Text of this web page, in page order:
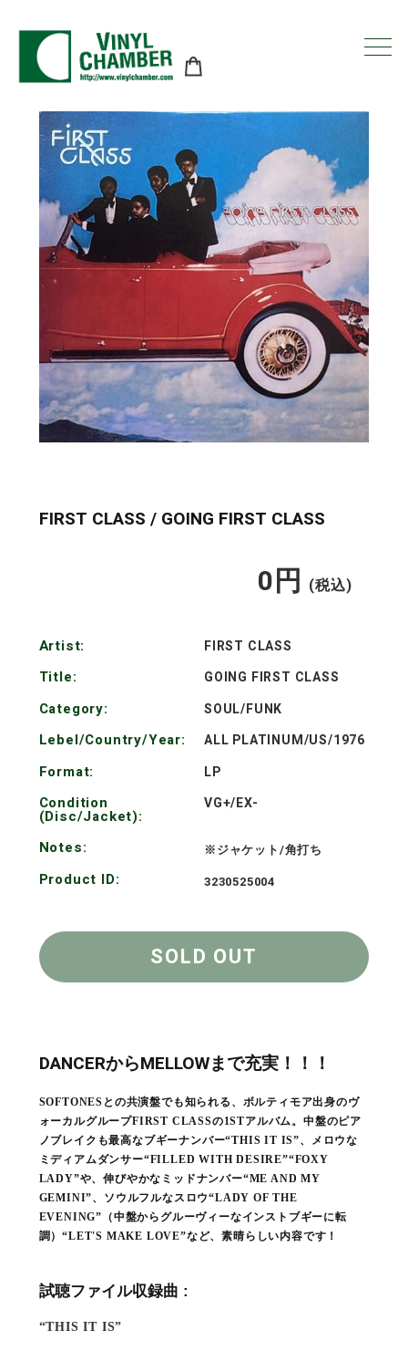
FIRST CLASS / GOING FIRST CLASS
0円 (税込)
Artist: FIRST CLASS
Title: GOING FIRST CLASS
Category: SOUL/FUNK
Lebel/Country/Year: ALL PLATINUM/US/1976
Format: LP
Condition
(Disc/Jacket):
VG+/EX-
Notes: ※ジャケット/角打ち
Product ID: 3230525004
SOLD OUT
DANCERからMELLOWまで充実！！！
SOFTONESとの共演盤でも知られる、ボルティモア出身のヴ
ォーカルグループFIRST CLASSの1STアルバム。中盤のピア
ノブレイクも最高なブギーナンバー“THIS IT IS”、メロウな
ミディアムダンサー“FILLED WITH DESIRE”“FOXY
LADY”や、伸びやかなミッドナンバー“ME AND MY
GEMINI”、ソウルフルなスロウ“LADY OF THE
EVENING”（中盤からグルーヴィーなインストブギーに転
調）“LET'S MAKE LOVE”など、素晴らしい内容です！
試聴ファイル収録曲 :
“THIS IT IS”